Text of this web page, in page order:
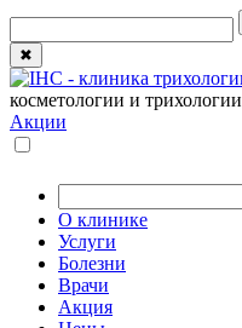
✖
косметологии и трихологии
Акции
О клинике
Услуги
Болезни
Врачи
Акция